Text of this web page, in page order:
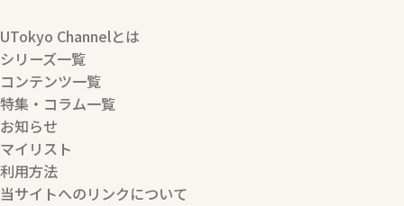
UTokyo Channelとは
シリーズ一覧
コンテンツ一覧
特集・コラム一覧
お知らせ
マイリスト
利用方法
当サイトへのリンクについて